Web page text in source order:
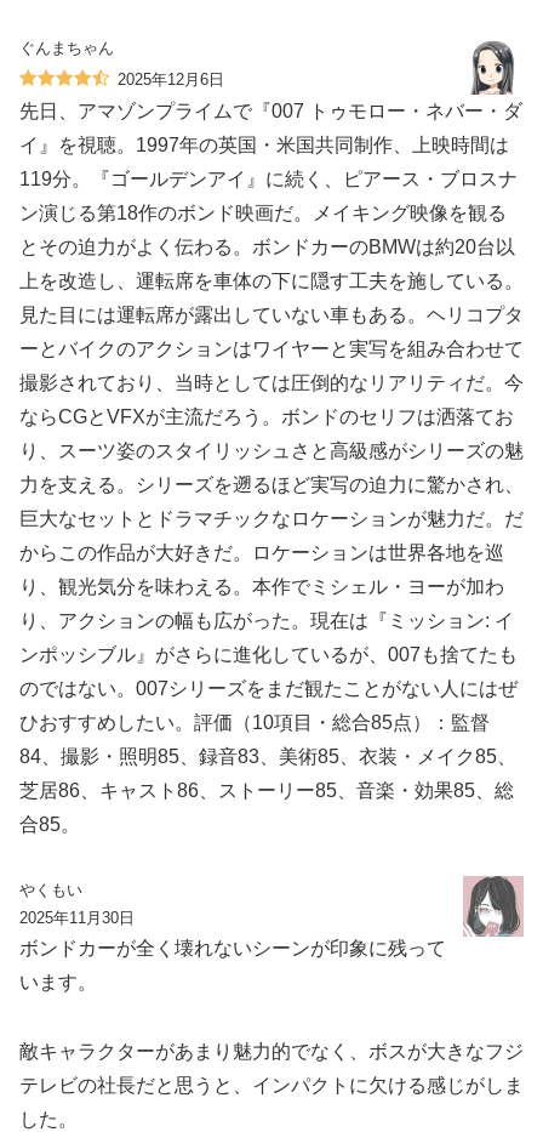
ぐんまちゃん
2025年12月6日
先日、アマゾンプライムで『007 トゥモロー・ネバー・ダ
イ』を視聴。1997年の英国・米国共同制作、上映時間は
119分。『ゴールデンアイ』に続く、ピアース・ブロスナ
ン演じる第18作のボンド映画だ。メイキング映像を観る
とその迫力がよく伝わる。ボンドカーのBMWは約20台以
上を改造し、運転席を車体の下に隠す工夫を施している。
見た目には運転席が露出していない車もある。ヘリコプタ
ーとバイクのアクションはワイヤーと実写を組み合わせて
撮影されており、当時としては圧倒的なリアリティだ。今
ならCGとVFXが主流だろう。ボンドのセリフは洒落てお
り、スーツ姿のスタイリッシュさと高級感がシリーズの魅
力を支える。シリーズを遡るほど実写の迫力に驚かされ、
巨大なセットとドラマチックなロケーションが魅力だ。だ
からこの作品が大好きだ。ロケーションは世界各地を巡
り、観光気分を味わえる。本作でミシェル・ヨーが加わ
り、アクションの幅も広がった。現在は『ミッション: イ
ンポッシブル』がさらに進化しているが、007も捨てたも
のではない。007シリーズをまだ観たことがない人にはぜ
ひおすすめしたい。評価（10項目・総合85点）：監督
84、撮影・照明85、録音83、美術85、衣装・メイク85、
芝居86、キャスト86、ストーリー85、音楽・効果85、総
合85。
やくもい
2025年11月30日
ボンドカーが全く壊れないシーンが印象に残って
います。
敵キャラクターがあまり魅力的でなく、ボスが大きなフジ
テレビの社長だと思うと、インパクトに欠ける感じがしま
した。